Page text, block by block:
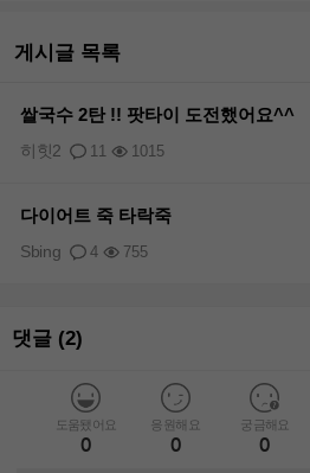
게시글 목록
쌀국수 2탄 !! 팟타이 도전했어요^^
11 1015
히힛2
다이어트 죽 타락죽
4 755
Sbing
댓글 (2)
도움됐어요
0
응원해요
0
궁금해요
0